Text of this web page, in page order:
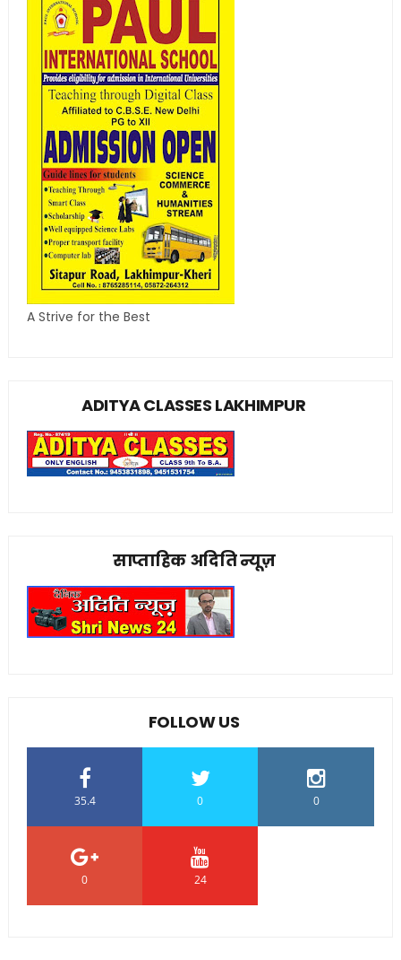
A Strive for the Best
ADITYA CLASSES LAKHIMPUR
साप्ताहिक अदिति न्यूज़
FOLLOW US
35.4 0 0
0 24